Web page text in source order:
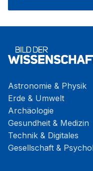
Astronomie & Physik
Erde & Umwelt
Archäologie
Gesundheit & Medizin
Technik & Digitales
Gesellschaft &